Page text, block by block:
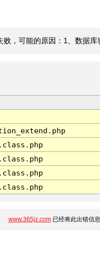
，可能的原因：1、数据库
www.365jz.com已经将此出错信